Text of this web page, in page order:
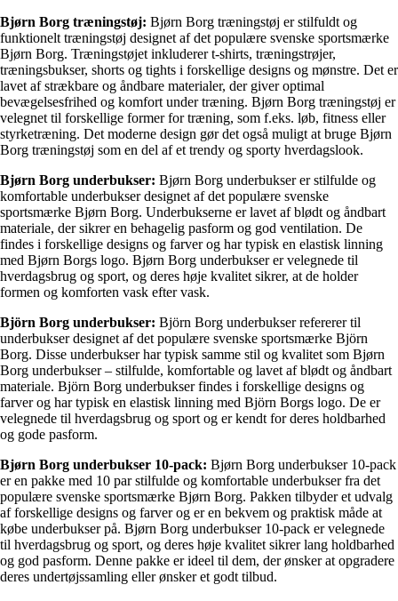
Bjørn Borg træningstøj: Bjørn Borg træningstøj er stilfuldt og
funktionelt træningstøj designet af det populære svenske sportsmærke
Bjørn Borg. Træningstøjet inkluderer t-shirts, træningstrøjer,
træningsbukser, shorts og tights i forskellige designs og mønstre. Det er
lavet af strækbare og åndbare materialer, der giver optimal
bevægelsesfrihed og komfort under træning. Bjørn Borg træningstøj er
velegnet til forskellige former for træning, som f.eks. løb, fitness eller
styrketræning. Det moderne design gør det også muligt at bruge Bjørn
Borg træningstøj som en del af et trendy og sporty hverdagslook.
Bjørn Borg underbukser: Bjørn Borg underbukser er stilfulde og
komfortable underbukser designet af det populære svenske
sportsmærke Bjørn Borg. Underbukserne er lavet af blødt og åndbart
materiale, der sikrer en behagelig pasform og god ventilation. De
findes i forskellige designs og farver og har typisk en elastisk linning
med Bjørn Borgs logo. Bjørn Borg underbukser er velegnede til
hverdagsbrug og sport, og deres høje kvalitet sikrer, at de holder
formen og komforten vask efter vask.
Björn Borg underbukser: Björn Borg underbukser refererer til
underbukser designet af det populære svenske sportsmærke Björn
Borg. Disse underbukser har typisk samme stil og kvalitet som Bjørn
Borg underbukser – stilfulde, komfortable og lavet af blødt og åndbart
materiale. Björn Borg underbukser findes i forskellige designs og
farver og har typisk en elastisk linning med Björn Borgs logo. De er
velegnede til hverdagsbrug og sport og er kendt for deres holdbarhed
og gode pasform.
Bjørn Borg underbukser 10-pack: Bjørn Borg underbukser 10-pack
er en pakke med 10 par stilfulde og komfortable underbukser fra det
populære svenske sportsmærke Bjørn Borg. Pakken tilbyder et udvalg
af forskellige designs og farver og er en bekvem og praktisk måde at
købe underbukser på. Bjørn Borg underbukser 10-pack er velegnede
til hverdagsbrug og sport, og deres høje kvalitet sikrer lang holdbarhed
og god pasform. Denne pakke er ideel til dem, der ønsker at opgradere
deres undertøjssamling eller ønsker et godt tilbud.